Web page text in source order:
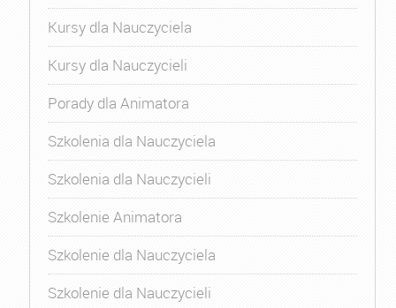
Kursy dla Nauczyciela
Kursy dla Nauczycieli
Porady dla Animatora
Szkolenia dla Nauczyciela
Szkolenia dla Nauczycieli
Szkolenie Animatora
Szkolenie dla Nauczyciela
Szkolenie dla Nauczycieli